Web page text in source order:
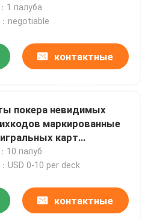
покера играя в
игры
1 палуба
：negotiable
контактные
покера невидимых
маркированные
карт
блока развертки
10 палуб
：USD 0-10 per deck
контактные